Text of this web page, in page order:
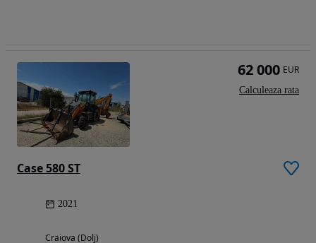
Case 580 ST
2021
Craiova (Dolj)
62 000 EUR
Calculeaza rata